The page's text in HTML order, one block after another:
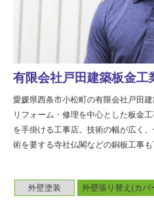
外壁塗装 外壁張り替え(カバ
有限会社戸田建築板金工
愛媛県西条市小松町の有限会社戸田
リフォーム・修理を中心とした板金
を手掛ける工事店。技術の幅が広く
術を要する寺社仏閣などの銅板工事も